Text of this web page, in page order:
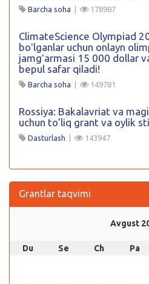
Barcha soha | 178987
ClimateScience Olympiad
boʻlganlar uchun onlayn
jamgʻarmasi 15 000 dollar
bepul safar qiladi!
Barcha soha | 149781
Rossiya: Bakalavriat va
uchun to’liq grant va oylik
Dasturlash | 143947
Grantlar taqvimi
Avgust
Du Se Ch Pa